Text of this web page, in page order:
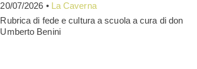
20/07/2026 • La Caverna
Rubrica di fede e cultura a scuola a cura di don
Umberto Benini